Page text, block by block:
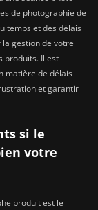
de photographie de
temps et des délais
la gestion de votre
produits. Il est
matière de délais
et garantir
si le
votre
produit est le